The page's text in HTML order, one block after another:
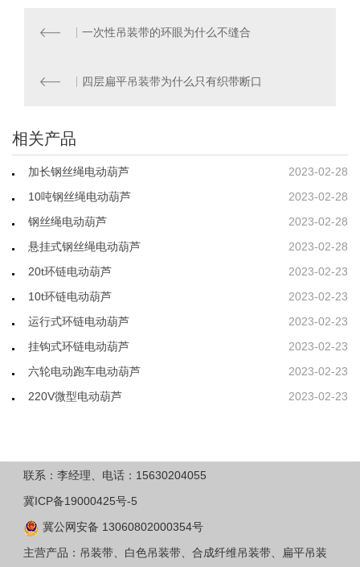
一次性吊装带的环眼为什么不缝合
四层扁平吊装带为什么只有织带断口
相关产品
2023-02-28
加长钢丝绳电动葫芦
2023-02-28
10吨钢丝绳电动葫芦
2023-02-28
钢丝绳电动葫芦
2023-02-28
悬挂式钢丝绳电动葫芦
2023-02-23
20t环链电动葫芦
2023-02-23
10t环链电动葫芦
2023-02-23
运行式环链电动葫芦
2023-02-23
挂钩式环链电动葫芦
2023-02-23
六轮电动跑车电动葫芦
2023-02-23
220V微型电动葫芦
联系：李经理、电话：15630204055
冀ICP备19000425号-5
冀公网安备 13060802000354号
主营产品：吊装带、白色吊装带、合成纤维吊装带、扁平吊装